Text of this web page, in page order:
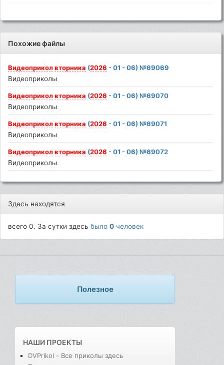
Похожие файлы
Видеоприкол вторника (2026 - 01 - 06) №69069
Видеоприколы
Видеоприкол вторника (2026 - 01 - 06) №69070
Видеоприколы
Видеоприкол вторника (2026 - 01 - 06) №69071
Видеоприколы
Видеоприкол вторника (2026 - 01 - 06) №69072
Видеоприколы
Здесь находятся
всего 0. За сутки здесьбыло0 человек
Полезное
НАШИ ПРОЕКТЫ
DVPrikol - Все приколы здесь